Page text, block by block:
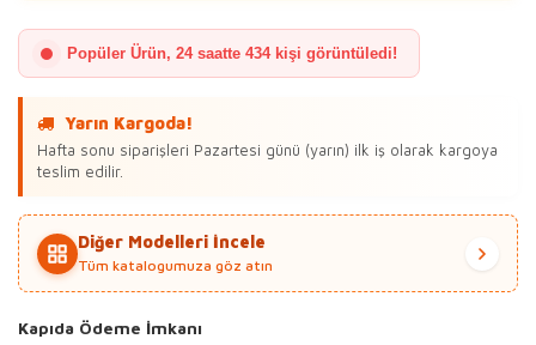
Popüler Ürün, 24 saatte 434 kişi görüntüledi!
Yarın Kargoda!
Hafta sonu siparişleri Pazartesi günü (yarın) ilk iş olarak kargoya
teslim edilir.
Diğer Modelleri İncele
Tüm katalogumuza göz atın
Kapıda Ödeme İmkanı